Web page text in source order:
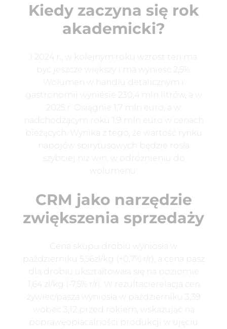
Kiedy zaczyna się rok
akademicki?
I 2024 r., w kolejnym roku wzrost ten ma
być jeszcze większy i ma wynieść 2,5%.
Wolumen w handlu detalicznym i
gastronomii wyniesie 230,4 mln litrów, a w
2025 r. Osiągnie 1,7 mln euro, a w
nadchodzącym roku 1,9 mln euro w cenach
bieżących. Wynika z tego, że wartość rynku
napojów spirytusowych będzie rosła
szybciej niż win, w odróżnieniu do
wolumenu.
CRM jako narzędzie
zwiększenia sprzedaży
Cena skupu drobiu wyniosła w
październiku 5,56zł/kg (+0,7% r/r), a cena pasz
dla drobiu ukształtowała się na poziomie
1,64 zł/kg (-7,5% r/r). W rezultacierelacja cen
żywiec/pasza wyniosła w październiku 3,39
wobec 3,12 przed rokiem, wskazując na
poprawęopłacalności produkcji w ujęciu